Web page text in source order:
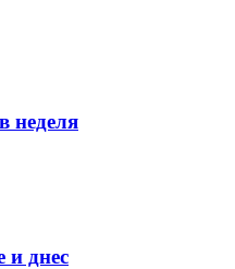
неделя
и днес